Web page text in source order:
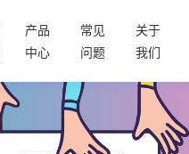
产品
中心
常见
问题
关于
我们